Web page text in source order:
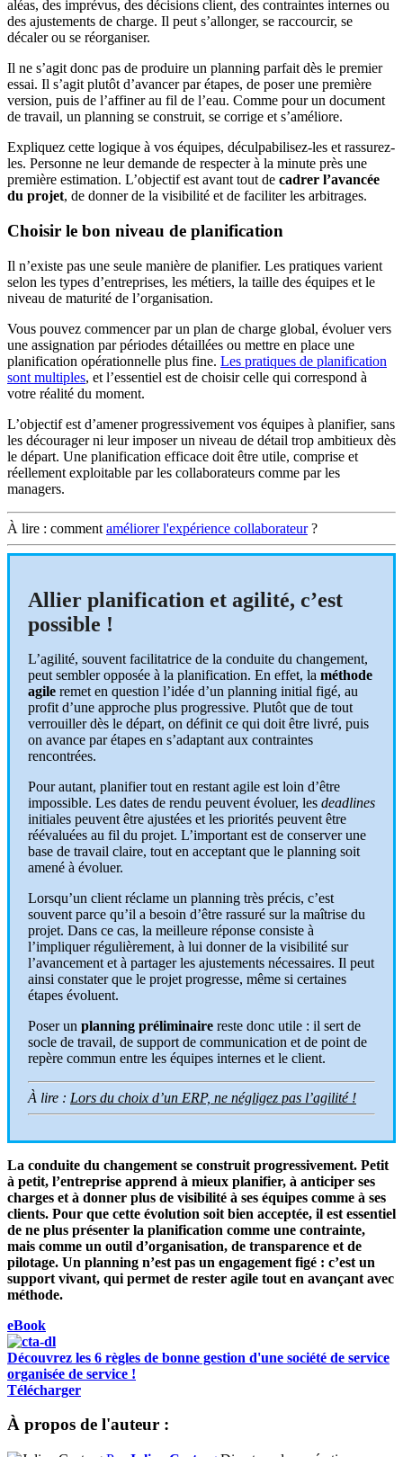
aléas, des imprévus, des décisions client, des contraintes internes ou
des ajustements de charge. Il peut s’allonger, se raccourcir, se
décaler ou se réorganiser.
Il ne s’agit donc pas de produire un planning parfait dès le premier
essai. Il s’agit plutôt d’avancer par étapes, de poser une première
version, puis de l’affiner au fil de l’eau. Comme pour un document
de travail, un planning se construit, se corrige et s’améliore.
Expliquez cette logique à vos équipes, déculpabilisez-les et rassurez-
les. Personne ne leur demande de respecter à la minute près une
première estimation. L’objectif est avant tout de cadrer l’avancée
du projet, de donner de la visibilité et de faciliter les arbitrages.
Choisir le bon niveau de planification
Il n’existe pas une seule manière de planifier. Les pratiques varient
selon les types d’entreprises, les métiers, la taille des équipes et le
niveau de maturité de l’organisation.
Vous pouvez commencer par un plan de charge global, évoluer vers
une assignation par périodes détaillées ou mettre en place une
planification opérationnelle plus fine. Les pratiques de planification
sont multiples, et l’essentiel est de choisir celle qui correspond à
votre réalité du moment.
L’objectif est d’amener progressivement vos équipes à planifier, sans
les décourager ni leur imposer un niveau de détail trop ambitieux dès
le départ. Une planification efficace doit être utile, comprise et
réellement exploitable par les collaborateurs comme par les
managers.
À lire : comment améliorer l'expérience collaborateur?
Allier planification et agilité, c’est
possible !
L’agilité, souvent facilitatrice de la conduite du changement,
peut sembler opposée à la planification. En effet, la méthode
agile remet en question l’idée d’un planning initial figé, au
profit d’une approche plus progressive. Plutôt que de tout
verrouiller dès le départ, on définit ce qui doit être livré, puis
on avance par étapes en s’adaptant aux contraintes
rencontrées.
Pour autant, planifier tout en restant agile est loin d’être
impossible. Les dates de rendu peuvent évoluer, les deadlines
initiales peuvent être ajustées et les priorités peuvent être
réévaluées au fil du projet. L’important est de conserver une
base de travail claire, tout en acceptant que le planning soit
amené à évoluer.
Lorsqu’un client réclame un planning très précis, c’est
souvent parce qu’il a besoin d’être rassuré sur la maîtrise du
projet. Dans ce cas, la meilleure réponse consiste à
l’impliquer régulièrement, à lui donner de la visibilité sur
l’avancement et à partager les ajustements nécessaires. Il peut
ainsi constater que le projet progresse, même si certaines
étapes évoluent.
Poser un planning préliminaire reste donc utile : il sert de
socle de travail, de support de communication et de point de
repère commun entre les équipes internes et le client.
À lire : Lors du choix d’un ERP, ne négligez pas l’agilité !
La conduite du changement se construit progressivement. Petit
à petit, l’entreprise apprend à mieux planifier, à anticiper ses
charges et à donner plus de visibilité à ses équipes comme à ses
clients. Pour que cette évolution soit bien acceptée, il est essentiel
de ne plus présenter la planification comme une contrainte,
mais comme un outil d’organisation, de transparence et de
pilotage. Un planning n’est pas un engagement figé : c’est un
support vivant, qui permet de rester agile tout en avançant avec
méthode.
eBook
Découvrez les 6 règles de bonne gestion d'une société de service
organisée de service !
Télécharger
À propos de l'auteur :